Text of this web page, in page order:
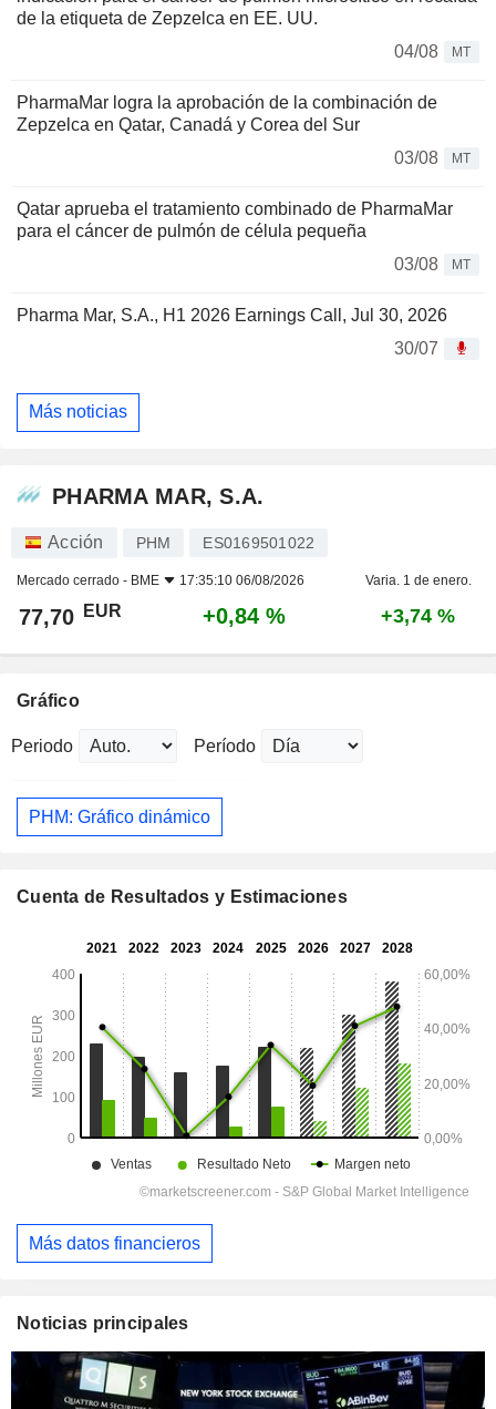
de la etiqueta de Zepzelca en EE. UU.
04/08
MT
PharmaMar logra la aprobación de la combinación de
Zepzelca en Qatar, Canadá y Corea del Sur
03/08
MT
Qatar aprueba el tratamiento combinado de PharmaMar
para el cáncer de pulmón de célula pequeña
03/08
MT
Pharma Mar, S.A., H1 2026 Earnings Call, Jul 30, 2026
30/07
Más noticias
PHARMA MAR, S.A.
Acción PHM ES0169501022
Mercado cerrado - BME 17:35:10 06/08/2026 Varia. 1 de enero.
77,70 EUR +0,84 % +3,74 %
Gráfico
Periodo Período
PHM: Gráfico dinámico
Cuenta de Resultados y Estimaciones
Más datos financieros
Noticias principales